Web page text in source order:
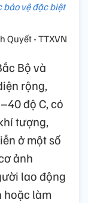
vệ đặc biệt
Quyết - TTXVN
Bộ và
rộng,
độ C, có
tượng,
ở một số
ảnh
lao động
hoặc làm